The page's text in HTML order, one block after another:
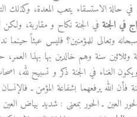
في حالة الاستسقاء يتعب المعدة، وكذلك
في الجنةفي الجنة نكاح و مقاربة، ولكن
وتعالى للمؤمنين؟ فليس عبثاً
وثلاثين سنة وهم خالدين بها بهذا
الغناء في الجنة ذكر و تسبيح لله،
فأن الله يرفعهما بشفاعة المؤمن ـ
العين ـ الحور بمعنى : شديد بياض